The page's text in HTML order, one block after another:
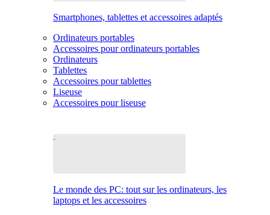
Smartphones, tablettes et accessoires adaptés
Ordinateurs portables
Accessoires pour ordinateurs portables
Ordinateurs
Tablettes
Accessoires pour tablettes
Liseuse
Accessoires pour liseuse
Le monde des PC: tout sur les ordinateurs, les
laptops et les accessoires